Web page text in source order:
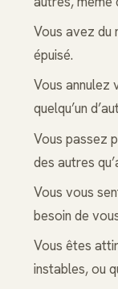
Vous avez du
épuisé.
Vous annulez
quelqu’un
Vous passez
des autres
Vous vous
besoin de
Vous êtes
instables, ou